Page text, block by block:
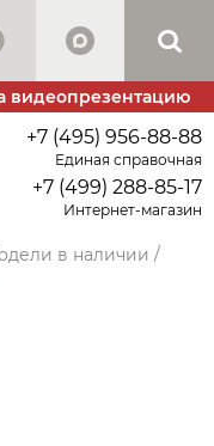
видеопрезентацию
+7 (495) 956-88-88
Единая справочная
+7 (499) 288-85-17
Интернет-магазин
в наличии /